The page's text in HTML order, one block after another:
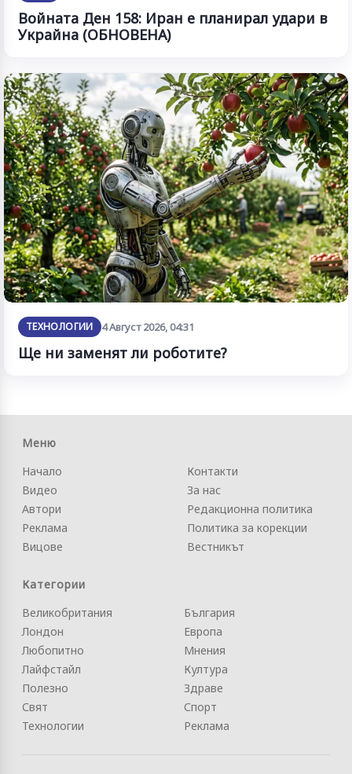
Войната Ден 158: Иран е планирал удари в
Украйна (ОБНОВЕНА)
ТЕХНОЛОГИИ 4 Август 2026, 04:31
Ще ни заменят ли роботите?
Меню
Начало
Видео
Автори
Реклама
Вицове
Контакти
За нас
Редакционна политика
Политика за корекции
Вестникът
Категории
Великобритания
Лондон
Любопитно
Лайфстайл
Полезно
Свят
Технологии
България
Европа
Мнения
Култура
Здраве
Спорт
Реклама